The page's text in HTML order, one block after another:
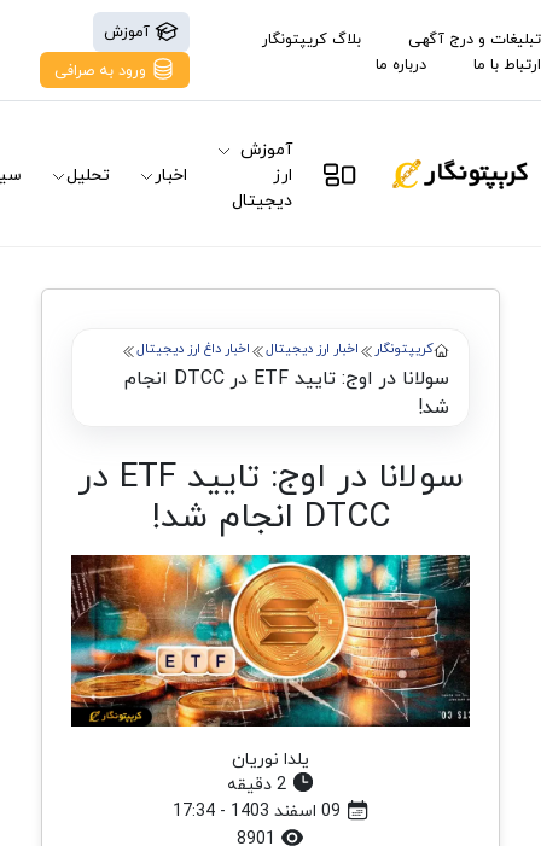
تبلیغات و درج آگهی
بلاگ کریپتونگار
ارتباط با ما
درباره ما
آموزش
ورود به صرافی
آموزش
ارز
دیجیتال
اخبار تحلیل
کریپتونگار اخبار ارز دیجیتال اخبار داغ ارز دیجیتال
سولانا در اوج: تایید ETF در DTCC انجام
شد!
سولانا در اوج: تایید ETF در
DTCC انجام شد!
یلدا نوریان
2 دقیقه